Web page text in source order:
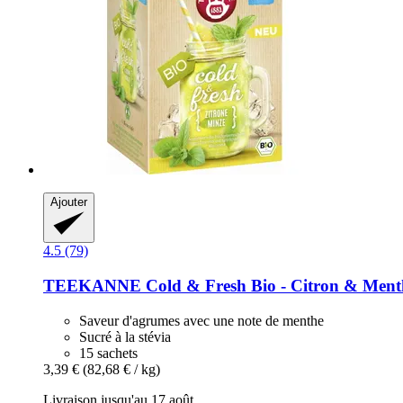
Ajouter
4.5 (79)
TEEKANNE Cold & Fresh Bio -​ Citron &
Saveur d'agrumes avec une note de menthe
Sucré à la stévia
15 sachets
3,39 € (82,68 € / kg)
Livraison jusqu'au 17 août